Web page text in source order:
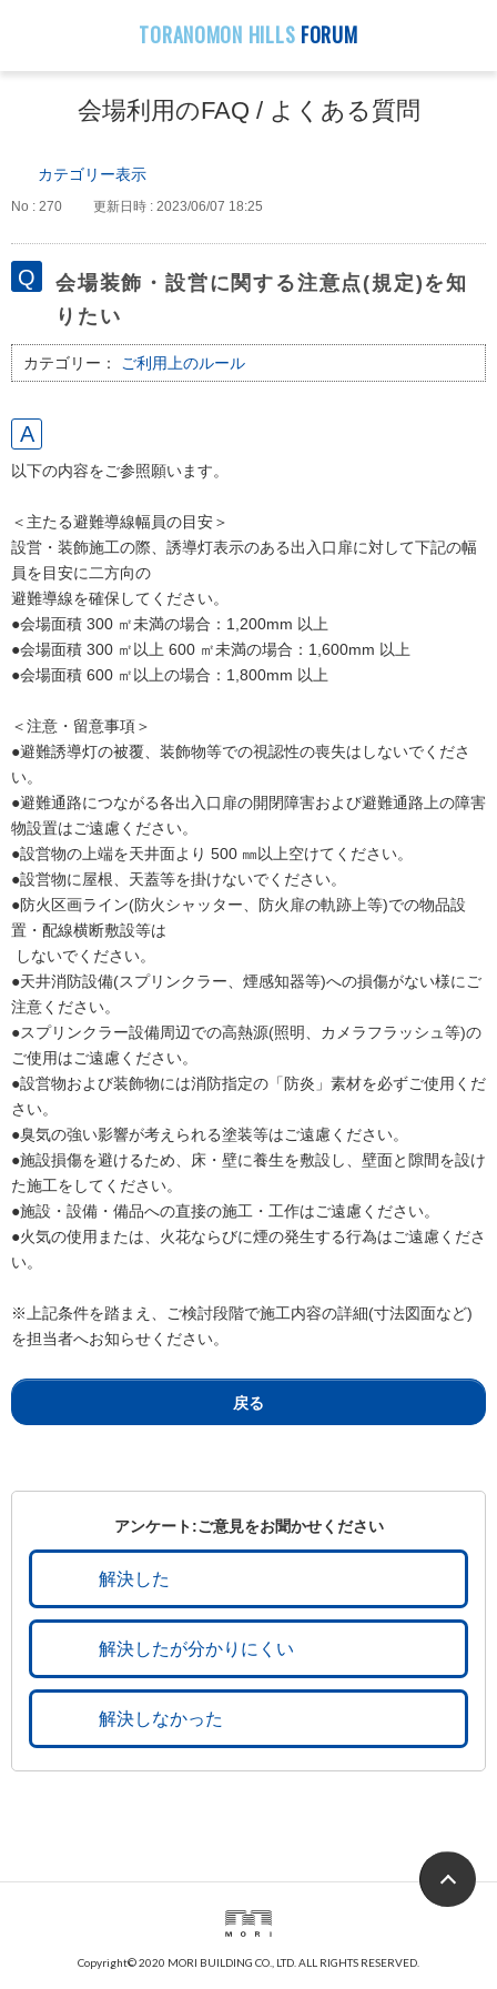
TORANOMON HILLS FORUM
会場利用のFAQ / よくある質問
カテゴリー表示
No : 270 更新日時 : 2023/06/07 18:25
会場装飾・設営に関する注意点(規定)を知
りたい
カテゴリー： ご利用上のルール
以下の内容をご参照願います。
＜主たる避難導線幅員の目安＞
設営・装飾施工の際、誘導灯表示のある出入口扉に対して下記の幅
員を目安に二方向の
避難導線を確保してください。
●会場面積 300 ㎡未満の場合：1,200mm 以上
●会場面積 300 ㎡以上 600 ㎡未満の場合：1,600mm 以上
●会場面積 600 ㎡以上の場合：1,800mm 以上
＜注意・留意事項＞
●避難誘導灯の被覆、装飾物等での視認性の喪失はしないでくださ
い。
●避難通路につながる各出入口扉の開閉障害および避難通路上の障害
物設置はご遠慮ください。
●設営物の上端を天井面より 500 ㎜以上空けてください。
●設営物に屋根、天蓋等を掛けないでください。
●防火区画ライン(防火シャッター、防火扉の軌跡上等)での物品設
置・配線横断敷設等は
しないでください。
●天井消防設備(スプリンクラー、煙感知器等)への損傷がない様にご
注意ください。
●スプリンクラー設備周辺での高熱源(照明、カメラフラッシュ等)の
ご使用はご遠慮ください。
●設営物および装飾物には消防指定の「防炎」素材を必ずご使用くだ
さい。
●臭気の強い影響が考えられる塗装等はご遠慮ください。
●施設損傷を避けるため、床・壁に養生を敷設し、壁面と隙間を設け
た施工をしてください。
●施設・設備・備品への直接の施工・工作はご遠慮ください。
●火気の使用または、火花ならびに煙の発生する行為はご遠慮くださ
い。
※上記条件を踏まえ、ご検討段階で施工内容の詳細(寸法図面など)
を担当者へお知らせください。
戻る
アンケート:ご意見をお聞かせください
解決した
解決したが分かりにくい
解決しなかった
Copyright© 2020 MORI BUILDING CO., LTD. ALL RIGHTS RESERVED.